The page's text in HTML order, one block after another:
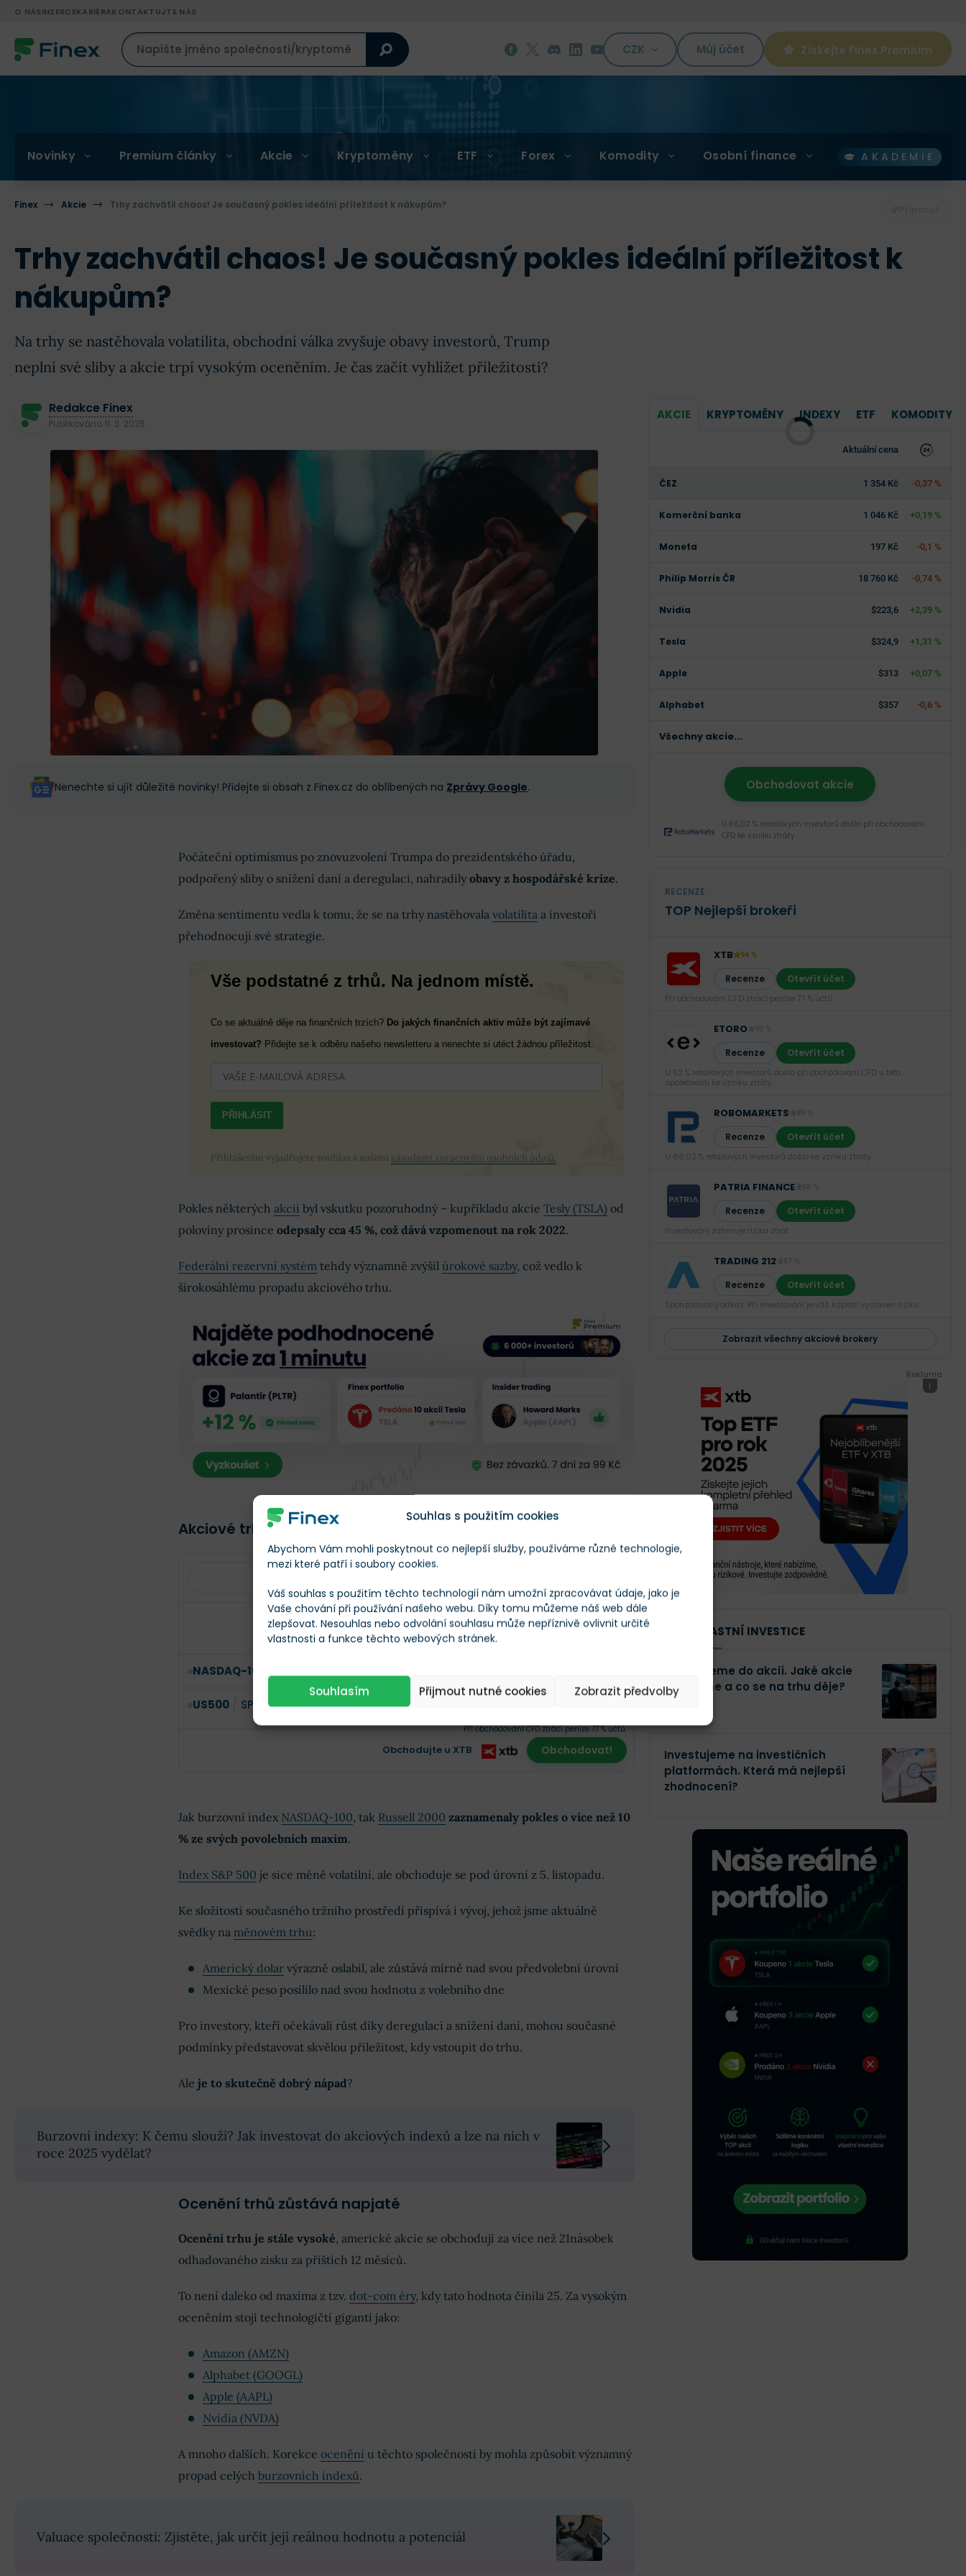
Souhlas s použitím cookies
Abychom Vám mohli poskytnout co nejlepší služby, používáme různé technologie,
mezi které patří i soubory cookies.
Váš souhlas s použitím těchto technologií nám umožní zpracovávat údaje, jako je
Vaše chování při používání našeho webu. Díky tomu můžeme náš web dále
zlepšovat. Nesouhlas nebo odvolání souhlasu může nepříznivě ovlivnit určité
vlastnosti a funkce těchto webových stránek.
Souhlasím Přijmout nutné cookies Zobrazit předvolby
O NÁSINZERCEKARIÉRAKONTAKTUJTE NÁS
CZK Můj účet Získejte Finex Premium
Novinky Premium články Akcie Kryptoměny ETF Forex Komodity Osobní finance AKADEMIE
Finex Akcie Trhy zachvátil chaos! Je současný pokles ideální příležitost k nákupům?
Trhy zachvátil chaos! Je současný pokles ideální příležitost k
nákupům?
Na trhy se nastěhovala volatilita, obchodní válka zvyšuje obavy investorů, Trump
neplní své sliby a akcie trpí vysokým oceněním. Je čas začít vyhlížet příležitosti?
Redakce Finex
Publikováno 11. 3. 2025
Nenechte si ujít důležité novinky! Přidejte si obsah z Finex.cz do oblíbených na Zprávy Google.
Počáteční optimismus po znovuzvolení Trumpa do prezidentského úřadu,
podpořený sliby o snížení daní a deregulaci, nahradilyobavy z hospodářské krize.
Změna sentimentu vedla k tomu, že se na trhy nastěhovala volatilitaa investoři
přehodnocují své strategie.
Vše podstatné z trhů. Na jednom místě.
Co se aktuálně děje na finančních trzích? Do jakých finančních aktiv může být zajímavé
investovat? Přidejte se k odběru našeho newsletteru a nenechte si utéct žádnou příležitost.
PŘIHLÁSIT
Přihlášením vyjadřujete souhlas s našimi zásadami zpracování osobních údajů.
Pokles některých akcií byl vskutku pozoruhodný – kupříkladu akcie Tesly (TSLA) od
poloviny prosince odepsaly cca 45 %, což dává vzpomenout na rok 2022.
Federální rezervní systémtehdy významně zvýšil úrokové sazby, což vedlo k
širokosáhlému propadu akciového trhu.
Akciové trhy v červených číslech
Aktuální cena
NASDAQ-100
US500 SPX
Obchodujte u XTB
Při obchodování CFD ztrácí peníze 77 % účtů.
Obchodovat!
Jak burzovní index NASDAQ-100, tak Russell 2000 zaznamenaly pokles o více než 10
% ze svých povolebních maxim.
Index S&P 500 je sice méně volatilní, ale obchoduje se pod úrovní z 5. listopadu.
Ke složitosti současného tržního prostředí přispívá i vývoj, jehož jsme aktuálně
svědky na měnovém trhu:
Americký dolarvýrazně oslabil, ale zůstává mírně nad svou předvolební úrovní
Mexické peso posílilo nad svou hodnotu z volebního dne
Pro investory, kteří očekávali růst díky deregulaci a snížení daní, mohou současné
podmínky představovat skvělou příležitost, kdy vstoupit do trhu.
Ale je to skutečně dobrý nápad?
Burzovní indexy: K čemu slouží? Jak investovat do akciových indexů a lze na nich v
roce 2025 vydělat?
Ocenění trhů zůstává napjaté
Ocenění trhu je stále vysoké, americké akcie se obchodují za více než 21násobek
odhadovaného zisku za příštích 12 měsíců.
To není daleko od maxima z tzv. dot-com éry, kdy tato hodnota činila 25. Za vysokým
oceněním stojí technologičtí giganti jako:
Amazon (AMZN)
Alphabet (GOOGL)
Apple (AAPL)
Nvidia (NVDA)
A mnoho dalších. Korekce ocenění u těchto společností by mohla způsobit významný
propad celých burzovních indexů.
Valuace společnosti: Zjistěte, jak určit její reálnou hodnotu a potenciál
AKCIE KRYPTOMĚNY INDEXY ETF KOMODITY
Aktuální cena
ČEZ 1 354 Kč -0,37 %
Komerční banka 1 046 Kč +0,19 %
Moneta 197 Kč -0,1 %
Philip Morris ČR 18 760 Kč -0,74 %
Nvidia $223,6 +2,39 %
Tesla $324,9 +1,31 %
Apple $313 +0,07 %
Alphabet $357 -0,6 %
Všechny akcie...
Obchodovat akcie
U 66,02 % retailových investorů došlo při obchodování
CFD ke vzniku ztráty.
RECENZE
TOP Nejlepší brokeři
XTB 94 %
Recenze Otevřít účet
Při obchodování CFD ztrácí peníze 77 % účtů.
ETORO
Recenze Otevřít účet
U 52 % retailových investorů došlo při obchodování CFD u této
společnosti ke vzniku ztráty.
ROBOMARKETS
Recenze Otevřít účet
U 66,02 % retailových investorů došlo ke vzniku ztráty.
PATRIA FINANCE
Recenze Otevřít účet
Investování zahrnuje rizika ztrát.‎
TRADING 212
Recenze Otevřít účet
Sponzorovaný odkaz. Při investování je váš kapitál vystaven riziku.
Zobrazit všechny akciové brokery
Reklama
i
NAŠE VLASTNÍ INVESTICE
Investujeme do akcií. Jaké akcie
kupujeme a co se na trhu děje?
Investujeme na investičních
platformách. Která má nejlepší
zhodnocení?